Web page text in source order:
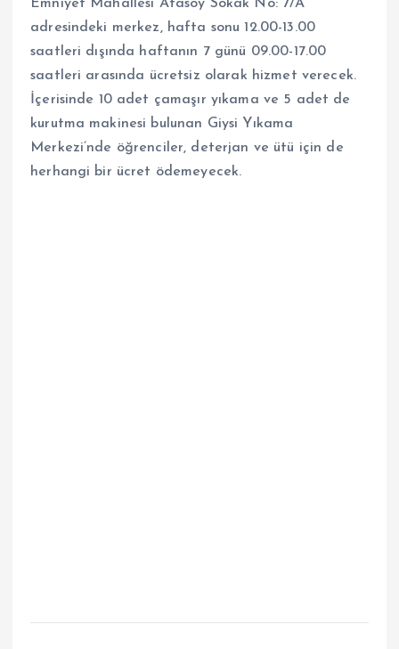
Emniyet Mahallesi Atasoy Sokak No: 7/A
adresindeki merkez, hafta sonu 12.00-13.00
saatleri dışında haftanın 7 günü 09.00-17.00
saatleri arasında ücretsiz olarak hizmet verecek.
İçerisinde 10 adet çamaşır yıkama ve 5 adet de
kurutma makinesi bulunan Giysi Yıkama
Merkezi’nde öğrenciler, deterjan ve ütü için de
herhangi bir ücret ödemeyecek.